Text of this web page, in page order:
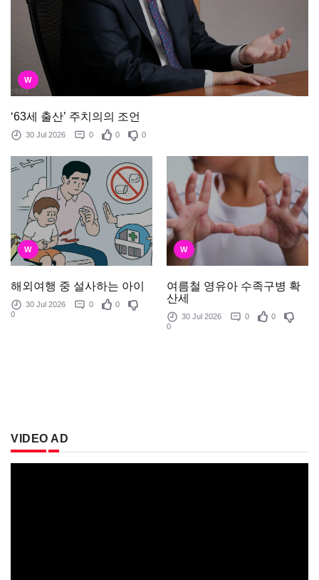
W
‘63세 출산’ 주치의의 조언
30 Jul 2026 0 0 0
W
해외여행 중 설사하는 아이
30 Jul 2026 0
0
0
W
여름철 영유아 수족구병 확
산세
30 Jul 2026 0
0
0
VIDEO AD